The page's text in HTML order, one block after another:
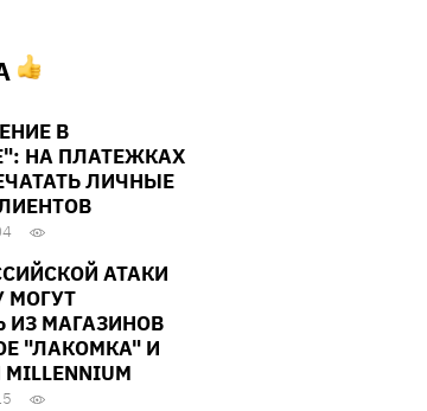
В
НА ПЛАТЕЖКАХ
ЛИЧНЫЕ
АТАКИ
МОГУТ
ИЗ МАГАЗИНОВ
"ЛАКОМКА" И